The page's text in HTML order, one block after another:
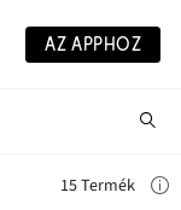
AZ APPHOZ
15 Termék